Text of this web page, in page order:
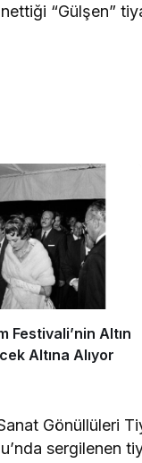
“Gülşen”
Festivali’nin Altın
Altına Alıyor
Gönüllüleri
sergilenen